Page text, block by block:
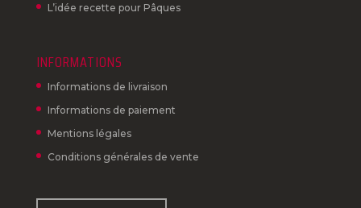
L’idée recette pour Pâques
INFORMATIONS
Informations de livraison
Informations de paiement
Mentions légales
Conditions générales de vente